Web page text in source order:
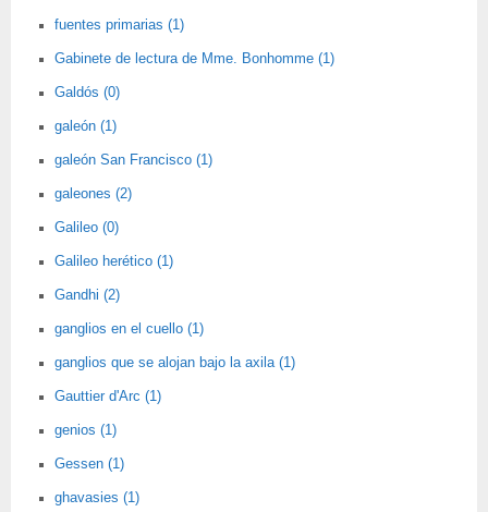
fuentes primarias (1)
Gabinete de lectura de Mme. Bonhomme (1)
Galdós (0)
galeón (1)
galeón San Francisco (1)
galeones (2)
Galileo (0)
Galileo herético (1)
Gandhi (2)
ganglios en el cuello (1)
ganglios que se alojan bajo la axila (1)
Gauttier d'Arc (1)
genios (1)
Gessen (1)
ghavasies (1)